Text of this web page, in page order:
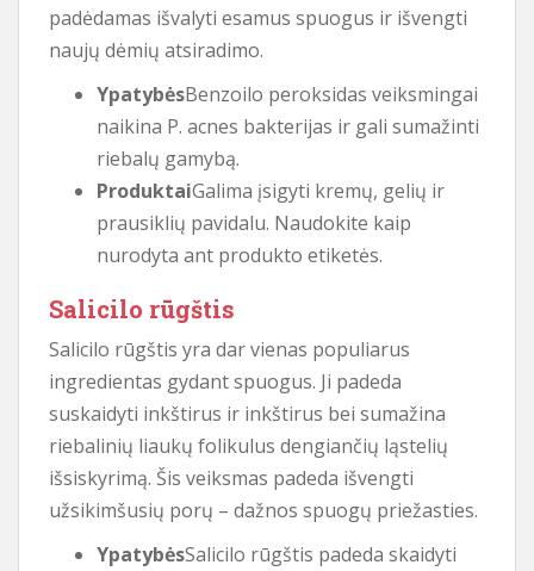
padėdamas išvalyti esamus spuogus ir išvengti
naujų dėmių atsiradimo.
YpatybėsBenzoilo peroksidas veiksmingai
naikina P. acnes bakterijas ir gali sumažinti
riebalų gamybą.
ProduktaiGalima įsigyti kremų, gelių ir
prausiklių pavidalu. Naudokite kaip
nurodyta ant produkto etiketės.
Salicilo rūgštis
Salicilo rūgštis yra dar vienas populiarus
ingredientas gydant spuogus. Ji padeda
suskaidyti inkštirus ir inkštirus bei sumažina
riebalinių liaukų folikulus dengiančių ląstelių
išsiskyrimą. Šis veiksmas padeda išvengti
užsikimšusių porų – dažnos spuogų priežasties.
YpatybėsSalicilo rūgštis padeda skaidyti